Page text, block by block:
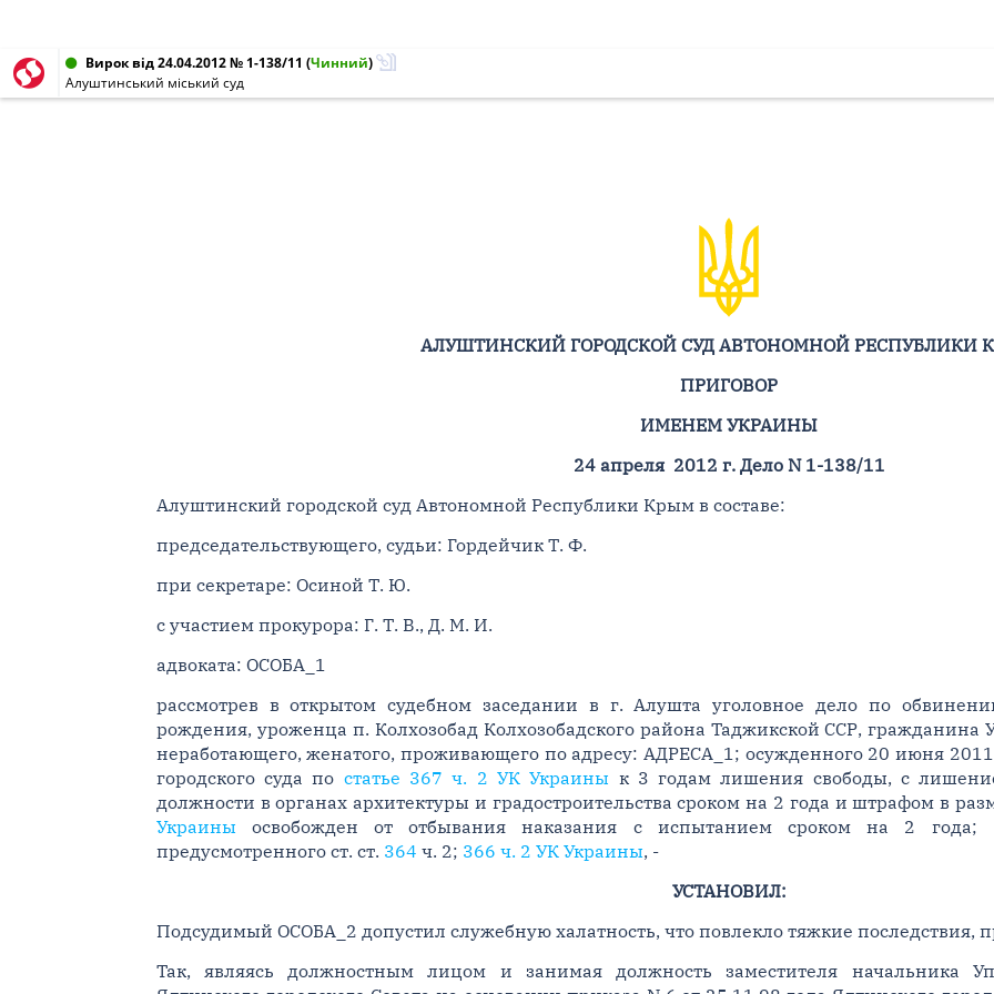
Вирок від 24.04.2012 № 1-138/11 (Чинний)
Алуштинський міський суд
АЛУШТИНСКИЙ ГОРОДСКОЙ СУД АВТОНОМНОЙ РЕСПУБЛИКИ
ПРИГОВОР
ИМЕНЕМ УКРАИНЫ
24 апреля 2012 г. Дело N 1-138/11
Алуштинский городской суд Автономной Республики Крым в составе:
председательствующего, судьи: Гордейчик Т. Ф.
при секретаре: Осиной Т. Ю.
с участием прокурора: Г. Т. В., Д. М. И.
адвоката: ОСОБА_1
рассмотрев в открытом судебном заседании в г. Алушта уголовное дело по
рождения, уроженца п. Колхозобад Колхозобадского района Таджикской ССР,
неработающего, женатого, проживающего по адресу: АДРЕСА_1; осужденного 20 июня
городского суда по статье 367 ч. 2 УК Украины к 3 годам лишения свободы, с
должности в органах архитектуры и градостроительства сроком на 2 года и штрафом в
Украины освобожден от отбывания наказания с испытанием сроком на 2 года;
предусмотренного ст. ст. 364 ч. 2; 366 ч. 2 УК Украины, -
УСТАНОВИЛ:
Подсудимый ОСОБА_2 допустил служебную халатность, что повлекло тяжкие последствия,
Так, являясь должностным лицом и занимая должность заместителя начальника